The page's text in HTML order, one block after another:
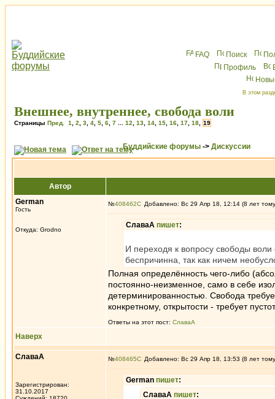
FAQ Поиск
Профиль
В этом
Внешнее, внутреннее, свобода воли
Страницы Пред. 1 2 3 4 5 6 7 12 13 14 15 16 17 18 19
Буддийские форумы -> Дискуссии
Автор
German
Гость
Откуда: Grodno
№408462 Добавлено: Вс 29 Апр 18, 12:14 (8 лет
СлаваА пишет:
И переходя к вопросу свободы
беспричинна, так как ничем
Полная определённость чего-либо
постоянно-неизменное, само в себе
детерминированностью. Свобода
конкретному, открытости - требует
Ответы на этот пост: СлаваА
Наверх
СлаваА
Зарегистрирован:
31.10.2017
№408465 Добавлено: Вс 29 Апр 18, 13:53 (8 лет
German пишет:
СлаваА пишет: